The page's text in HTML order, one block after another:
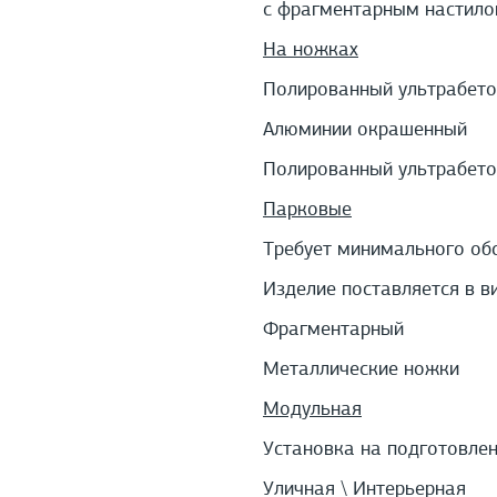
с фрагментарным
На ножках
Полированный
Алюминии окрашенный
Полированный
Парковые
Требует минимального
Изделие поставляется в
Фрагментарный
Металлические ножки
Модульная
Установка на
Уличная \ Интерьерная